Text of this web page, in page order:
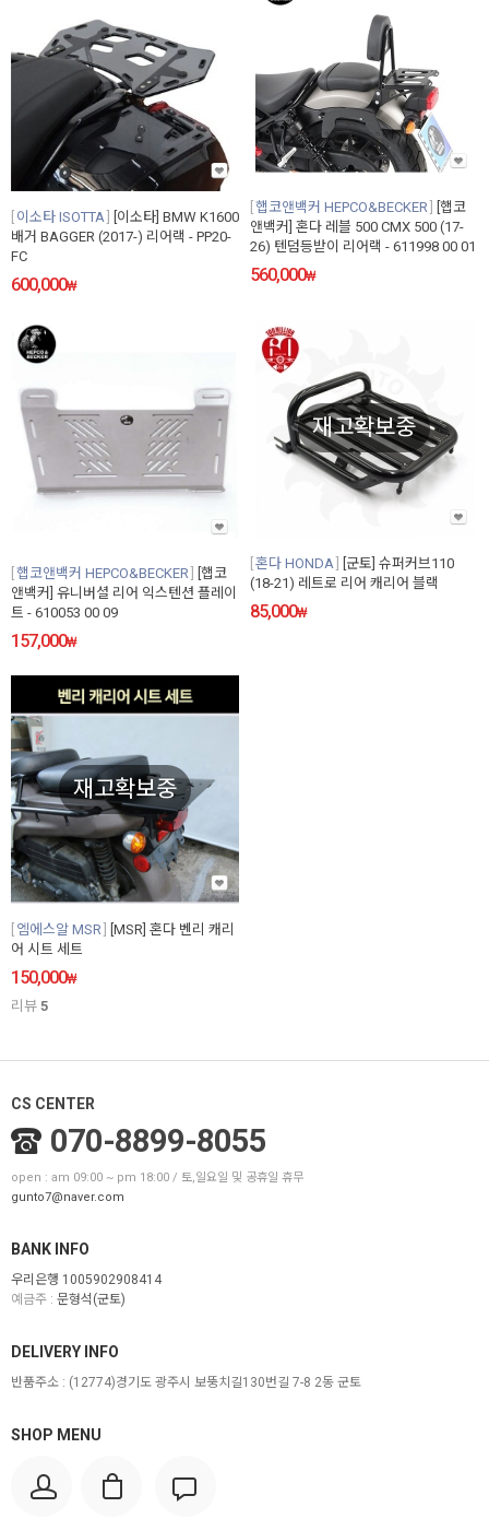
이소타 ISOTTA
[이소타] BMW K1600
배거 BAGGER (2017-) 리어랙 - PP20-
FC
600,000₩
햅코앤백커 HEPCO&BECKER
[햅코
앤백커] 혼다 레블 500 CMX 500 (17-
26) 텐덤등받이 리어랙 - 611998 00 01
560,000₩
햅코앤백커 HEPCO&BECKER
[햅코
앤백커] 유니버셜 리어 익스텐션 플레이
트 - 610053 00 09
157,000₩
재고확보중
혼다 HONDA
[군토] 슈퍼커브110
(18-21) 레트로 리어 캐리어 블랙
85,000₩
재고확보중
엠에스알 MSR
[MSR] 혼다 벤리 캐리
어 시트 세트
150,000₩
리뷰 5
CS CENTER
070-8899-8055
open : am 09:00 ~ pm 18:00 / 토,일요일 및 공휴일 휴무
gunto7@naver.com
BANK INFO
우리은행 1005902908414
예금주 : 문형석(군토)
SHOP MENU
DELIVERY INFO
반품주소 : (12774)경기도 광주시 보뚱치길130번길 7-8 2동 군토